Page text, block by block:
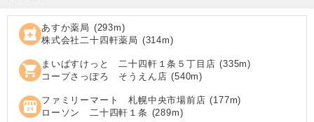
local_pharmacy あすか薬局 (293m)
株式会社二十四軒薬局 (314m)
shopping_cart まいばすけっと 二十四軒１条５丁目店 (335m)
コープさっぽろ そうえん店 (540m)
local_convenience_store ファミリーマート 札幌中央市場前店 (177m)
ローソン 二十四軒１条 (289m)